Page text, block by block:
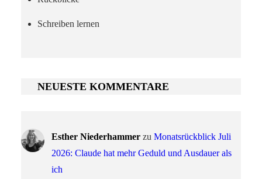
Schreiben lernen
NEUESTE KOMMENTARE
Esther Niederhammer zu Monatsrückblick Juli
2026: Claude hat mehr Geduld und Ausdauer als
ich